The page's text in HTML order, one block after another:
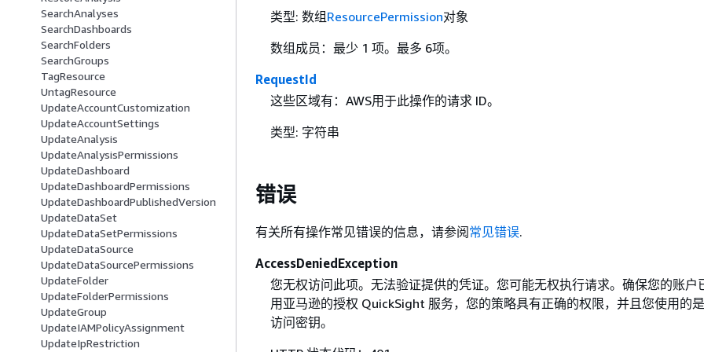
SearchAnalyses
SearchDashboards
SearchFolders
SearchGroups
TagResource
UntagResource
UpdateAccountCustomization
UpdateAccountSettings
UpdateAnalysis
UpdateAnalysisPermissions
UpdateDashboard
UpdateDashboardPermissions
UpdateDashboardPublishedVersion
UpdateDataSet
UpdateDataSetPermissions
UpdateDataSource
UpdateDataSourcePermissions
UpdateFolder
UpdateFolderPermissions
UpdateGroup
UpdateIAMPolicyAssignment
UpdateIpRestriction
类型: 数组 ResourcePermission对象
数组成员：最少 1 项。最多 6项。
RequestId
这些区域有：AWS用于此操作的请求 ID。
类型: 字符串
错误
有关所有操作常见错误的信息，请参阅常见错误.
AccessDeniedException
您无权访问此项。无法验证提供的凭证。您可能无权执行请求。确保您的账户
用亚马逊的授权 QuickSight 服务，您的策略具有正确的权限，并且您使用的
访问密钥。